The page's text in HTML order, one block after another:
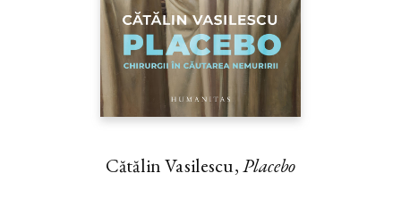
Cătălin Vasilescu,Placebo